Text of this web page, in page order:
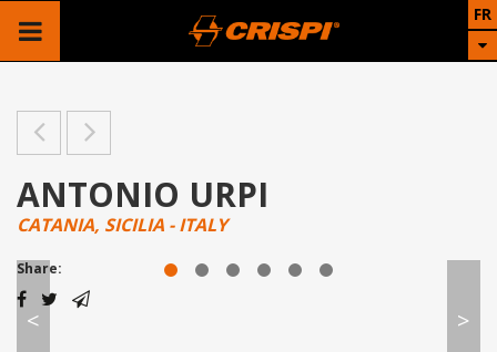
FR
ANTONIO URPI
CATANIA, SICILIA - ITALY
Share:
< >